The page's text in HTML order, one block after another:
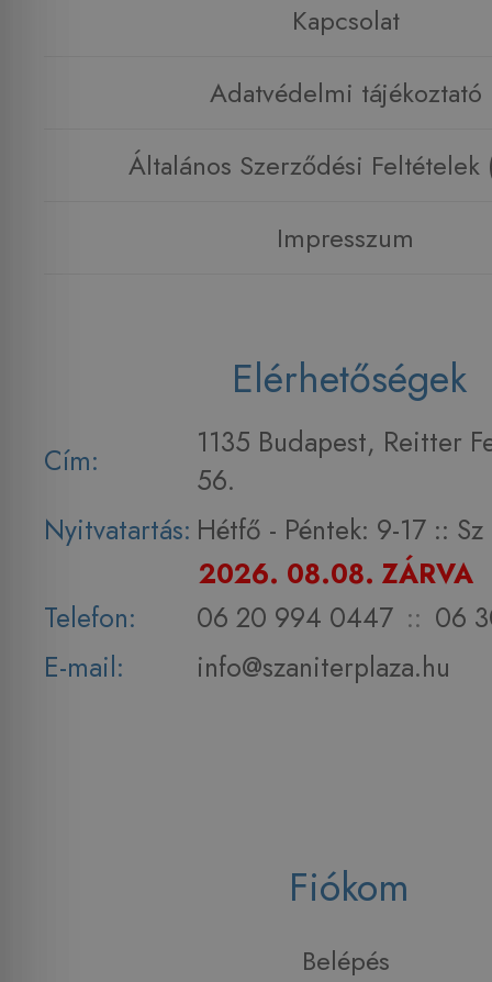
Kapcsolat
Adatvédelmi tájékoztató
Általános Szerződési Feltételek
Impresszum
Elérhetőségek
Cím:
1135 Budapest, Reitter
56.
Nyitvatartás: Hétfő - Péntek: 9-17 :: Sz
2026. 08.08. ZÁRVA
Telefon:
06 20 994 0447 :: 06
E-mail:
info@szaniterplaza.hu
Fiókom
Belépés